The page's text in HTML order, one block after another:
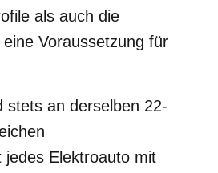
als auch die
Voraussetzung für
stets an derselben 22-
jedes Elektroauto mit